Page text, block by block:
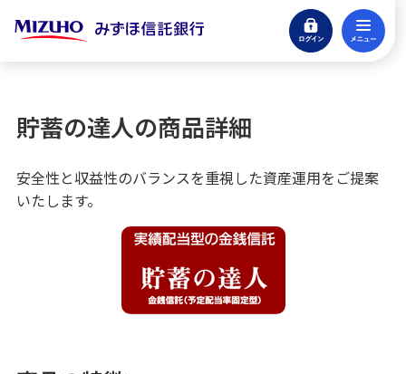
ログイン
閉じる
信託商品
貯蓄の達人の商品詳細
オールウェイズ
信託商品用語集
貯蓄の達人の商品詳細
安全性と収益性のバランスを重視した資産運用をご提案
いたします。